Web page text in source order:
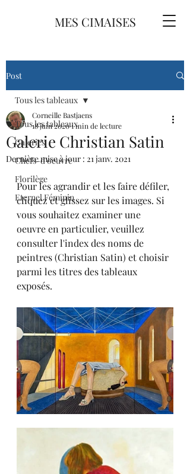
MES CIMAISES
Post
Tous les tableaux
Galeries
Chefs-d'oeuvre
Florilège
Eternel Féminin
Tous les tableaux
Galerie Christian Satin
Corneille Bastjaens
18 juin 20201 min de lecture
Dernière mise à jour : 21 janv. 2021
Pour les agrandir et les faire défiler,
cliquez et glissez sur les images. Si
vous souhaitez examiner une
oeuvre en particulier, veuillez
consulter l'index des noms de
peintres (Christian Satin) et choisir
parmi les titres des tableaux
exposés.